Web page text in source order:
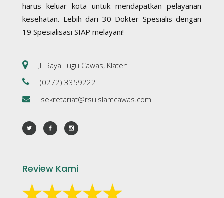
harus keluar kota untuk mendapatkan pelayanan
kesehatan. Lebih dari 30 Dokter Spesialis dengan
19 Spesialisasi SIAP melayani!
Jl. Raya Tugu Cawas, Klaten
(0272) 3359222
sekretariat@rsuislamcawas.com
Review Kami